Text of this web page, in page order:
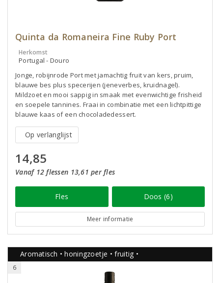
Quinta da Romaneira Fine Ruby Port
Herkomst
Portugal - Douro
Jonge, robijnrode Port met jamachtig fruit van kers, pruim,
blauwe bes plus specerijen (jeneverbes, kruidnagel).
Mildzoet en mooi sappig in smaak met evenwichtige frisheid
en soepele tannines. Fraai in combinatie met een lichtpittige
blauwe kaas of een chocoladedessert.
Op verlanglijst
14,85
Vanaf 12 flessen 13,61 per fles
Fles Doos (6)
Meer informatie
Aromatisch • honingzoetje • fruitig •
6